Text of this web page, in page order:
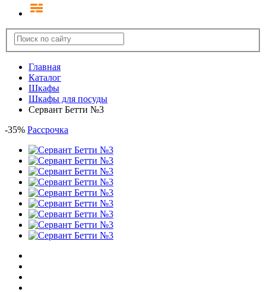
Главная
Каталог
Шкафы
Шкафы для посуды
Сервант Бетти №3
-35% Рассрочка